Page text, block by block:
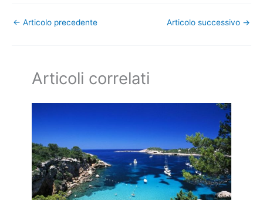
← Articolo precedente Articolo successivo →
Articoli correlati